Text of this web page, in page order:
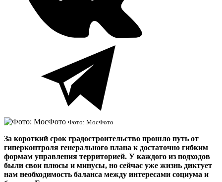
Фото: МосФото
За короткий срок градостроительство прошло путь от
гиперконтроля генерального плана к достаточно гибким
формам управления территорией. У каждого из подходов
были свои плюсы и минусы, но сейчас уже жизнь диктует
нам необходимость баланса между интересами социума и